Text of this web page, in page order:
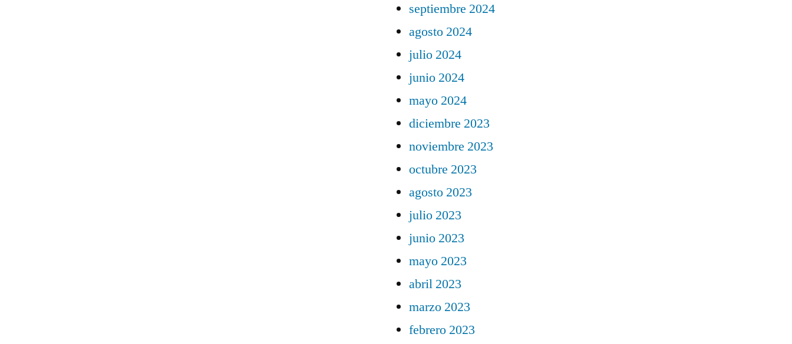
septiembre 2024
agosto 2024
julio 2024
junio 2024
mayo 2024
diciembre 2023
noviembre 2023
octubre 2023
agosto 2023
julio 2023
junio 2023
mayo 2023
abril 2023
marzo 2023
febrero 2023